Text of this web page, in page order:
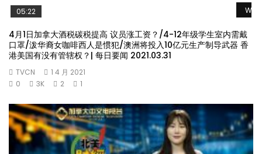
05:22
4月1日加拿大酒税碳税提高 议员涨工资？/4-12年级学生室内需戴
口罩/泼华裔女咖啡西人是惯犯/澳洲将投入10亿元生产制导武器 香
港美国有没有管辖权？| 每日要闻 2021.03.31
TVCN
1 4 月 2021
0
3K 2 1